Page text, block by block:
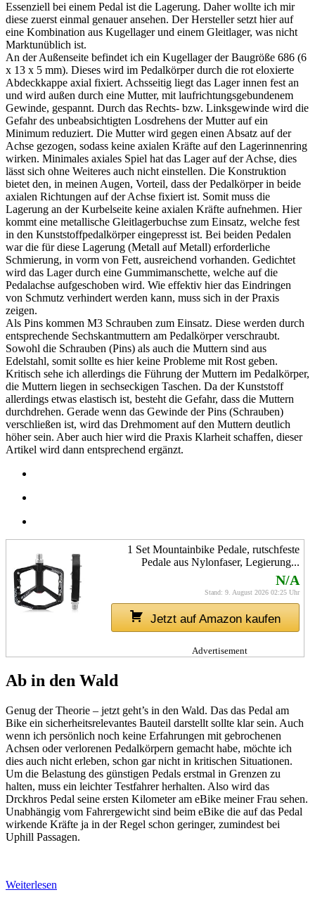
Essenziell bei einem Pedal ist die Lagerung. Daher wollte ich mir
diese zuerst einmal genauer ansehen. Der Hersteller setzt hier auf
eine Kombination aus Kugellager und einem Gleitlager, was nicht
Marktunüblich ist.
An der Außenseite befindet ich ein Kugellager der Baugröße 686 (6
x 13 x 5 mm). Dieses wird im Pedalkörper durch die rot eloxierte
Abdeckkappe axial fixiert. Achsseitig liegt das Lager innen fest an
und wird außen durch eine Mutter, mit laufrichtungsgebundenem
Gewinde, gespannt. Durch das Rechts- bzw. Linksgewinde wird die
Gefahr des unbeabsichtigten Losdrehens der Mutter auf ein
Minimum reduziert. Die Mutter wird gegen einen Absatz auf der
Achse gezogen, sodass keine axialen Kräfte auf den Lagerinnenring
wirken. Minimales axiales Spiel hat das Lager auf der Achse, dies
lässt sich ohne Weiteres auch nicht einstellen. Die Konstruktion
bietet den, in meinen Augen, Vorteil, dass der Pedalkörper in beide
axialen Richtungen auf der Achse fixiert ist. Somit muss die
Lagerung an der Kurbelseite keine axialen Kräfte aufnehmen. Hier
kommt eine metallische Gleitlagerbuchse zum Einsatz, welche fest
in den Kunststoffpedalkörper eingepresst ist. Bei beiden Pedalen
war die für diese Lagerung (Metall auf Metall) erforderliche
Schmierung, in vorm von Fett, ausreichend vorhanden. Gedichtet
wird das Lager durch eine Gummimanschette, welche auf die
Pedalachse aufgeschoben wird. Wie effektiv hier das Eindringen
von Schmutz verhindert werden kann, muss sich in der Praxis
zeigen.
Als Pins kommen M3 Schrauben zum Einsatz. Diese werden durch
entsprechende Sechskantmuttern am Pedalkörper verschraubt.
Sowohl die Schrauben (Pins) als auch die Muttern sind aus
Edelstahl, somit sollte es hier keine Probleme mit Rost geben.
Kritisch sehe ich allerdings die Führung der Muttern im Pedalkörper,
die Muttern liegen in sechseckigen Taschen. Da der Kunststoff
allerdings etwas elastisch ist, besteht die Gefahr, dass die Muttern
durchdrehen. Gerade wenn das Gewinde der Pins (Schrauben)
verschließen ist, wird das Drehmoment auf den Muttern deutlich
höher sein. Aber auch hier wird die Praxis Klarheit schaffen, dieser
Artikel wird dann entsprechend ergänzt.
1 Set Mountainbike Pedale, rutschfeste
Pedale aus Nylonfaser, Legierung...
N/A
Stand: 9. August 2026 02:25 Uhr
Jetzt auf Amazon kaufen
Advertisement
Ab in den Wald
Genug der Theorie – jetzt geht’s in den Wald. Das das Pedal am
Bike ein sicherheitsrelevantes Bauteil darstellt sollte klar sein. Auch
wenn ich persönlich noch keine Erfahrungen mit gebrochenen
Achsen oder verlorenen Pedalkörpern gemacht habe, möchte ich
dies auch nicht erleben, schon gar nicht in kritischen Situationen.
Um die Belastung des günstigen Pedals erstmal in Grenzen zu
halten, muss ein leichter Testfahrer herhalten. Also wird das
Drckhros Pedal seine ersten Kilometer am eBike meiner Frau sehen.
Unabhängig vom Fahrergewicht sind beim eBike die auf das Pedal
wirkende Kräfte ja in der Regel schon geringer, zumindest bei
Uphill Passagen.
Weiterlesen